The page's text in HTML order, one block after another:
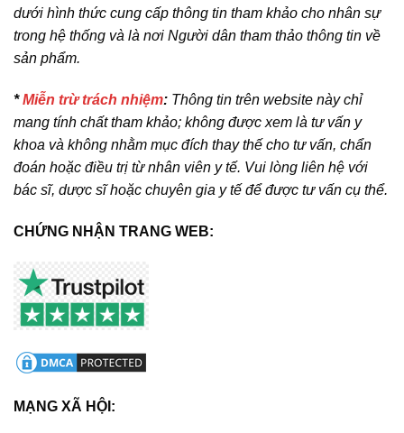
dưới hình thức cung cấp thông tin tham khảo cho nhân sự
trong hệ thống và là nơi Người dân tham thảo thông tin về
sản phẩm.
*Miễn trừ trách nhiệm: Thông tin trên website này chỉ
mang tính chất tham khảo; không được xem là tư vấn y
khoa và không nhằm mục đích thay thế cho tư vấn, chẩn
đoán hoặc điều trị từ nhân viên y tế. Vui lòng liên hệ với
bác sĩ, dược sĩ hoặc chuyên gia y tế để được tư vấn cụ thể.
CHỨNG NHẬN TRANG WEB:
MẠNG XÃ HỘI: